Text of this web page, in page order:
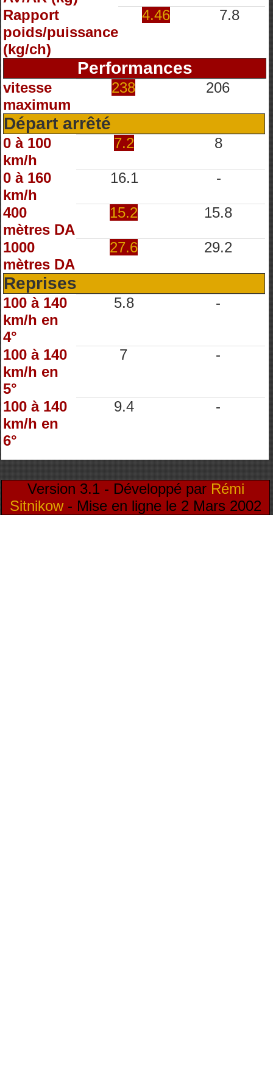
Rapport
poids/puissance
(kg/ch)
4.46 7.8
Performances
vitesse
maximum
238 206
Départ arrêté
0 à 100
km/h
7.2 8
0 à 160
km/h
16.1 -
400
mètres DA
15.2 15.8
1000
mètres DA
27.6 29.2
Reprises
100 à 140
km/h en
4°
5.8 -
100 à 140
km/h en
5°
7 -
100 à 140
km/h en
6°
9.4 -
Version 3.1 - Développé par Rémi
Sitnikow- Mise en ligne le 2 Mars 2002